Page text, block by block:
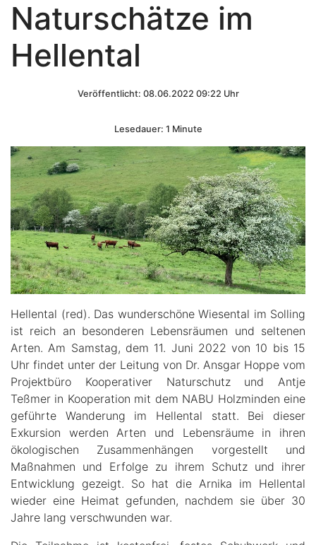
Naturschätze im
Hellental
Veröffentlicht: 08.06.2022 09:22 Uhr
Lesedauer: 1 Minute
Hellental (red). Das wunderschöne Wiesental im Solling
ist reich an besonderen Lebensräumen und seltenen
Arten. Am Samstag, dem 11. Juni 2022 von 10 bis 15
Uhr findet unter der Leitung von Dr. Ansgar Hoppe vom
Projektbüro Kooperativer Naturschutz und Antje
Teßmer in Kooperation mit dem NABU Holzminden eine
geführte Wanderung im Hellental statt. Bei dieser
Exkursion werden Arten und Lebensräume in ihren
ökologischen Zusammenhängen vorgestellt und
Maßnahmen und Erfolge zu ihrem Schutz und ihrer
Entwicklung gezeigt. So hat die Arnika im Hellental
wieder eine Heimat gefunden, nachdem sie über 30
Jahre lang verschwunden war.